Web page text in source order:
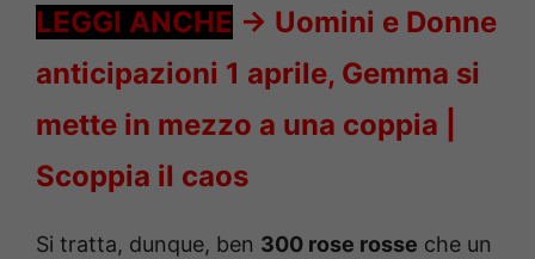
LEGGI ANCHE -> Uomini e Donne
anticipazioni 1 aprile, Gemma si
mette in mezzo a una coppia |
Scoppia il caos
Si tratta, dunque, ben 300 rose rosse che un